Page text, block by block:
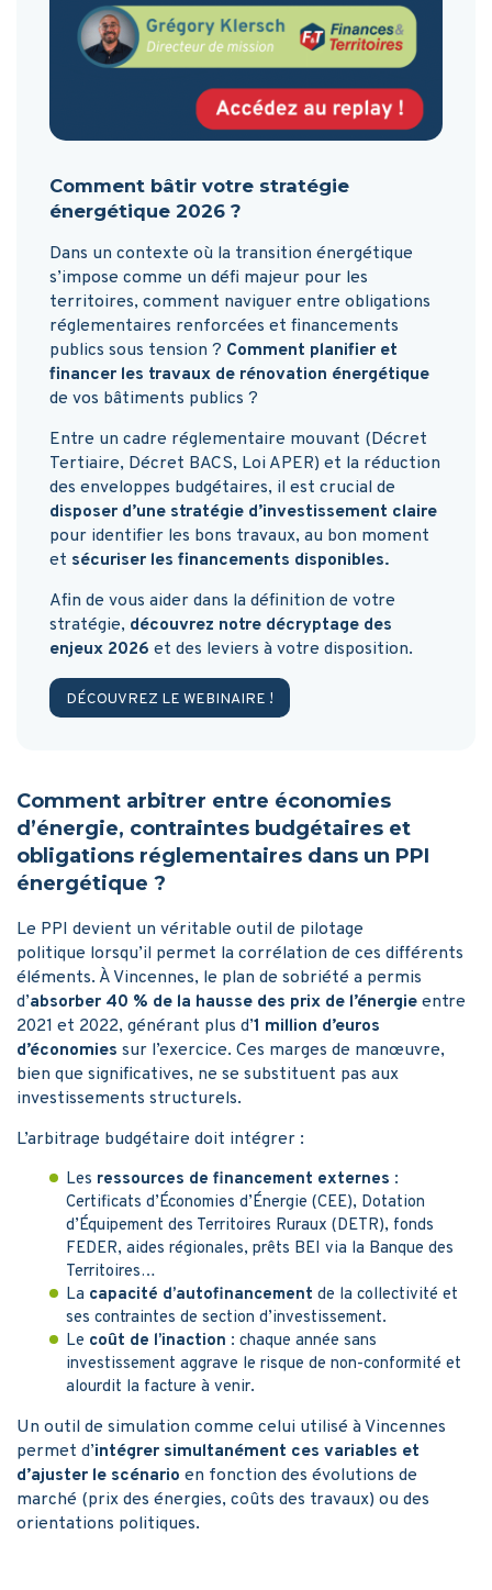
Comment bâtir votre stratégie
énergétique 2026 ?
Dans un contexte où la transition énergétique
s’impose comme un défi majeur pour les
territoires, comment naviguer entre obligations
réglementaires renforcées et financements
publics sous tension ? Comment planifier et
financer les travaux de rénovation énergétique
de vos bâtiments publics ?
Entre un cadre réglementaire mouvant (Décret
Tertiaire, Décret BACS, Loi APER) et la réduction
des enveloppes budgétaires, il est crucial de
disposer d’une stratégie d’investissement claire
pour identifier les bons travaux, au bon moment
et sécuriser les financements disponibles.
Afin de vous aider dans la définition de votre
stratégie, découvrez notre décryptage des
enjeux 2026 et des leviers à votre disposition.
DÉCOUVREZ LE WEBINAIRE !
Comment arbitrer entre économies
d’énergie, contraintes budgétaires et
obligations réglementaires dans un PPI
énergétique ?
Le PPI devient un véritable outil de pilotage
politique lorsqu’il permet la corrélation de ces différents
éléments. À Vincennes, le plan de sobriété a permis
d’absorber 40 % de la hausse des prix de l’énergie entre
2021 et 2022, générant plus d’1 million d’euros
d’économies sur l’exercice. Ces marges de manœuvre,
bien que significatives, ne se substituent pas aux
investissements structurels.
L’arbitrage budgétaire doit intégrer :
Les ressources de financement externes :
Certificats d’Économies d’Énergie (CEE), Dotation
d’Équipement des Territoires Ruraux (DETR), fonds
FEDER, aides régionales, prêts BEI via la Banque des
Territoires…
La capacité d’autofinancement de la collectivité et
ses contraintes de section d’investissement.
Le coût de l’inaction : chaque année sans
investissement aggrave le risque de non-conformité et
alourdit la facture à venir.
Un outil de simulation comme celui utilisé à Vincennes
permet d’intégrer simultanément ces variables et
d’ajuster le scénario en fonction des évolutions de
marché (prix des énergies, coûts des travaux) ou des
orientations politiques.